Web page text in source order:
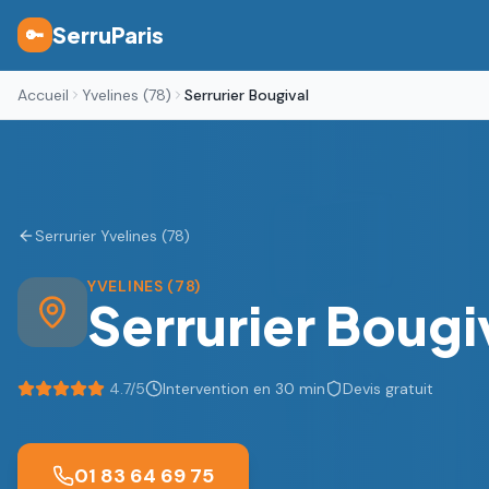
🔑 SerruParis
Accueil Yvelines (78) Serrurier Bougival
Serrurier Yvelines (78)
YVELINES (78)
Serrurier
4.7/5 Intervention en 30 min Devis gratuit
01 83 64 69 75